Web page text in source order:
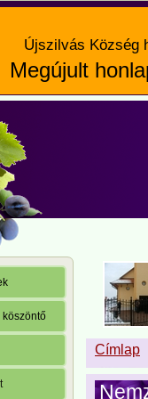
Újszilvás Község
Megújult
köszöntő
Címlap